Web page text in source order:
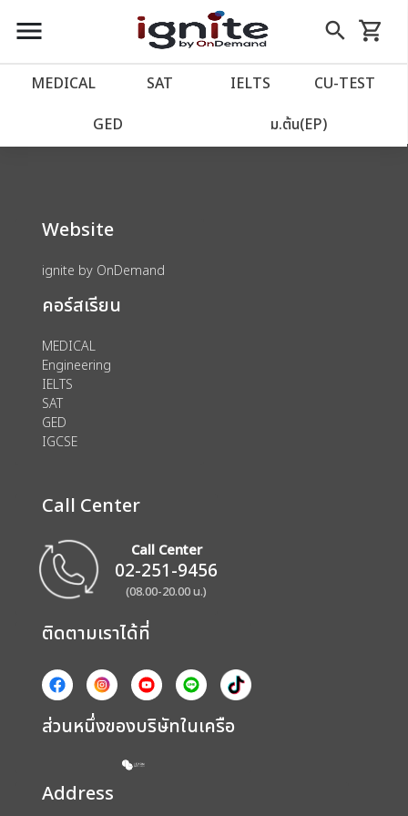
close
account_balance หน้าแรก
เว็บไซต์อิกไนท์
import_contacts วางแผนการเรียน
account_circle เข้าสู่ระบบ
assignment ลงทะเบียน
menu search
Skip
to
shopping_cart
รถเข็น
MEDICAL SAT IELTS CU‑TEST
GED ม.ต้น(EP)
We could not find anything for 80002040
Website
ignite by OnDemand
คอร์สเรียน
MEDICAL
Engineering
IELTS
SAT
GED
IGCSE
Call Center
Call Center
02-251-9456
(08.00-20.00 น.)
ติดตามเราได้ที่
ส่วนหนึ่งของบริษัทในเครือ
Address